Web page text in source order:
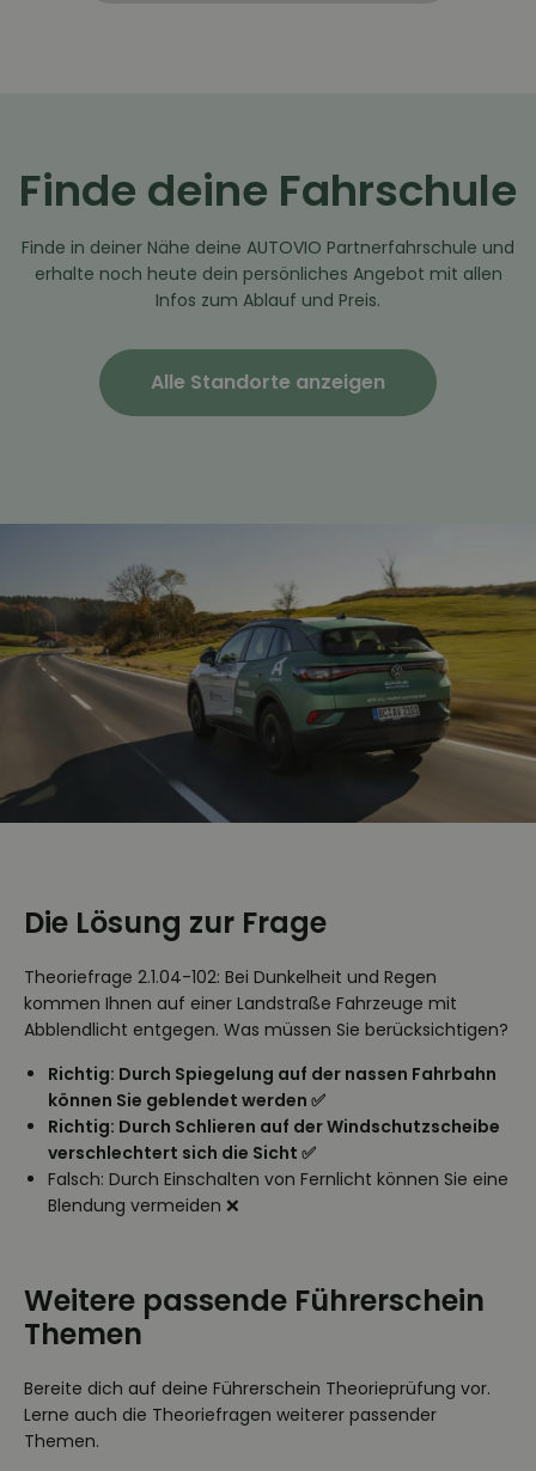
Finde deine Fahrschule
Finde in deiner Nähe deine AUTOVIO Partnerfahrschule und
erhalte noch heute dein persönliches Angebot mit allen
Infos zum Ablauf und Preis.
Alle Standorte anzeigen
Die Lösung zur Frage
Theoriefrage 2.1.04-102: Bei Dunkelheit und Regen
kommen Ihnen auf einer Landstraße Fahrzeuge mit
Abblendlicht entgegen. Was müssen Sie berücksichtigen?
Richtig: Durch Spiegelung auf der nassen Fahrbahn
können Sie geblendet werden ✅
Richtig: Durch Schlieren auf der Windschutzscheibe
verschlechtert sich die Sicht ✅
Falsch: Durch Einschalten von Fernlicht können Sie eine
Blendung vermeiden ❌
Weitere passende Führerschein
Themen
Bereite dich auf deine Führerschein Theorieprüfung vor.
Lerne auch die Theoriefragen weiterer passender
Themen.